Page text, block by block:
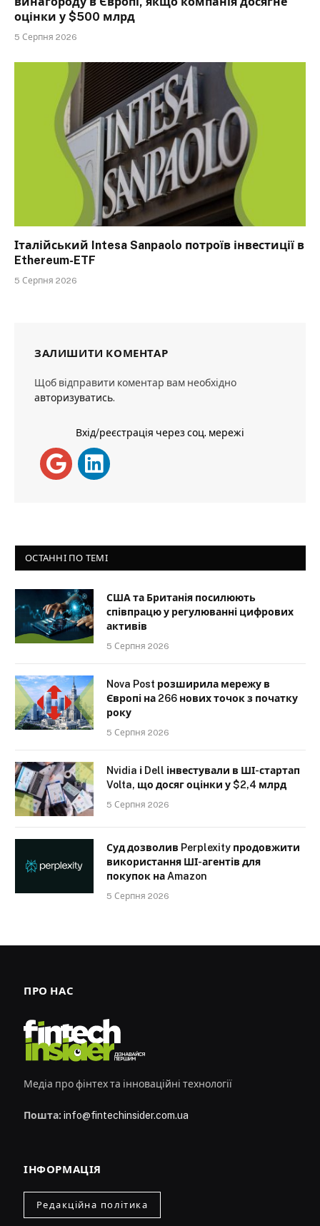
оцінки у $500 млрд
5 Серпня 2026
Італійський Intesa Sanpaolo потроїв інвестиції в
Ethereum-ETF
5 Серпня 2026
ЗАЛИШИТИ КОМЕНТАР
Щоб відправити коментар вам необхідно
авторизуватись.
Вхід/реєстрація через соц. мережі
ОСТАННІ ПО ТЕМІ
США та Британія посилюють
співпрацю у регулюванні цифрових
активів
5 Серпня 2026
Nova Post розширила мережу в
Європі на 266 нових точок з початку
року
5 Серпня 2026
Nvidia і Dell інвестували в ШІ-стартап
Volta, що досяг оцінки у $2,4 млрд
5 Серпня 2026
Суд дозволив Perplexity продовжити
використання ШІ-агентів для
покупок на Amazon
5 Серпня 2026
ПРО НАС
Медіа про фінтех та інноваційні технології
Пошта: info@fintechinsider.com.ua
ІНФОРМАЦІЯ
Редакційна політика